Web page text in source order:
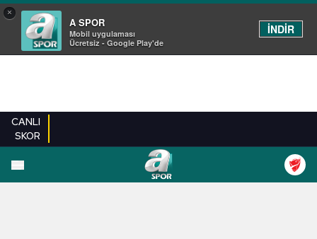
×
A SPOR
Mobil uygulaması
Ücretsiz - Google Play'de
İNDİR
CANLI
SKOR